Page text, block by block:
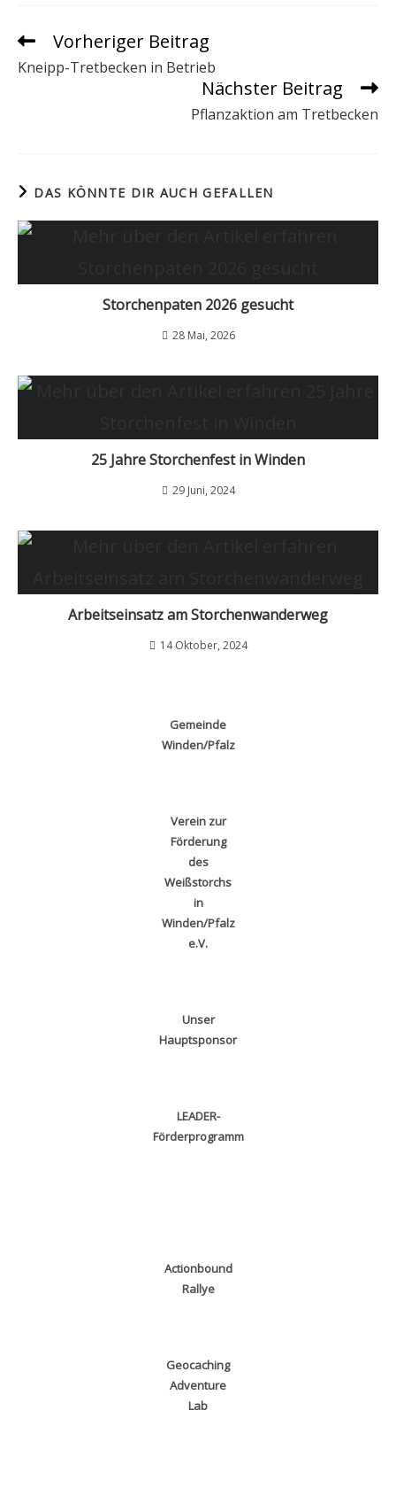
Weitere
ansehen
Vorheriger Beitrag
Kneipp-Tretbecken in Betrieb
Nächster Beitrag
Pflanzaktion am Tretbecken
DAS KÖNNTE DIR AUCH GEFALLEN
Storchenpaten 2026 gesucht
28 Mai, 2026
25 Jahre Storchenfest in Winden
29 Juni, 2024
Arbeitseinsatz am Storchenwanderweg
14 Oktober, 2024
Gemeinde
Winden/Pfalz
Verein zur
Förderung
des
Weißstorchs
in
Winden/Pfalz
e.V.
Unser
Hauptsponsor
LEADER-
Förderprogramm
Actionbound
Rallye
Geocaching
Adventure
Lab